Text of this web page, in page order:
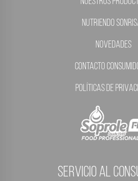
Nutriendo
Novedades
Contacto
Políticas de
servicio al